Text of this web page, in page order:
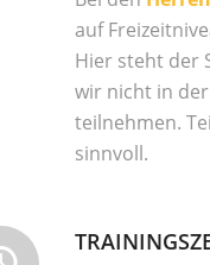
auf
Hier steht der
wir nicht in
teilnehmen.
sinnvoll.